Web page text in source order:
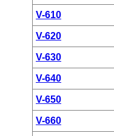
V-610
V-620
V-630
V-640
V-650
V-660